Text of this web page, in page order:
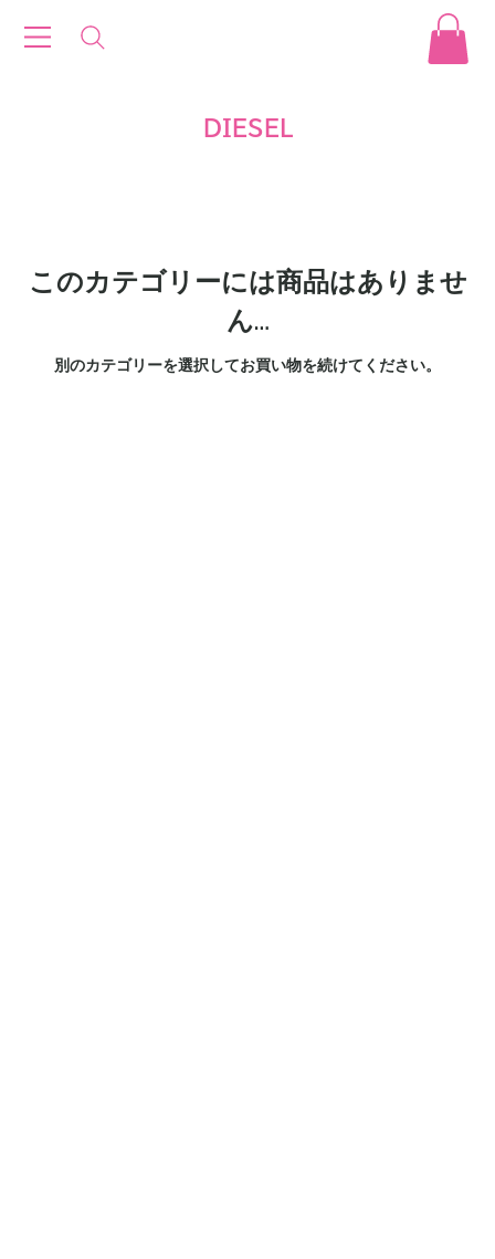
DIESEL
このカテゴリーには商品はありませ
ん…
別のカテゴリーを選択してお買い物を続けてください。